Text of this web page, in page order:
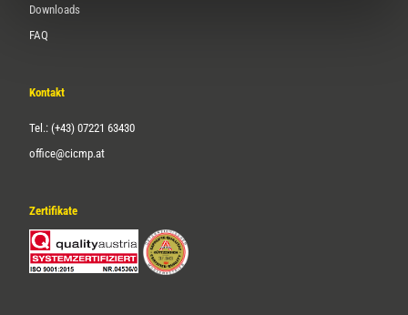
Downloads
FAQ
Kontakt
Tel.: (+43) 07221 63430
office@cicmp.at
Zertifikate